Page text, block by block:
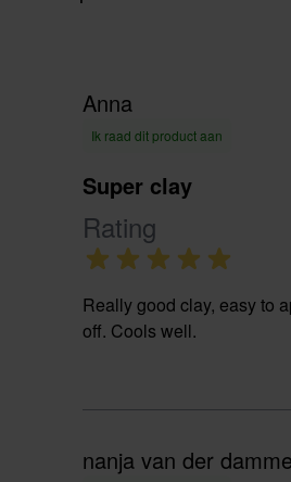
Anna
Ik raad dit product aan
Super clay
Rating
Really good clay, easy to
off. Cools well.
nanja van der damme